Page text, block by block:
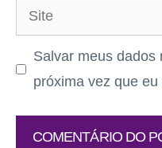
Site
Salvar meus dados
próxima vez que eu